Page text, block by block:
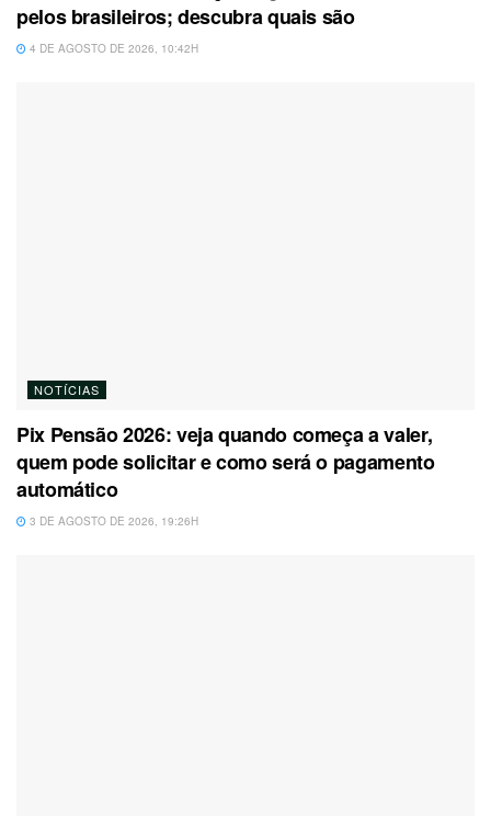
pelos brasileiros; descubra quais são
4 DE AGOSTO DE 2026, 10:42H
NOTÍCIAS
Pix Pensão 2026: veja quando começa a valer,
quem pode solicitar e como será o pagamento
automático
3 DE AGOSTO DE 2026, 19:26H